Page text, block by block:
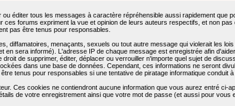
éditer tous les messages à caractère répréhensible aussi rapidement que
forums expriment la vue et opinion de leurs auteurs respectifs, et non
pas être tenus pour responsables.
diffamatoires, menaçants, sexuels ou tout autre message qui violerait les
en sera informé). L'adresse IP de chaque message est enregistrée afin
de supprimer, éditer, déplacer ou verrouiller n'importe quel sujet de
dans une base de données. Cependant, ces informations ne seront
tenus pour responsables si une tentative de piratage informatique conduit
Ces cookies ne contiendront aucune information que vous aurez entré ci-
de votre enregistrement ainsi que votre mot de passe (et aussi pour